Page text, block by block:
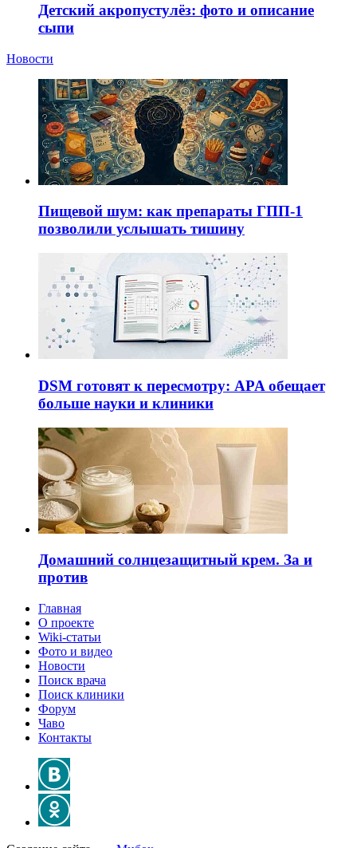
Детский акропустулёз: фото и описание
сыпи
Новости
Пищевой шум: как препараты ГПП-1
позволили услышать тишину
DSM готовят к пересмотру: APA обещает
больше науки и клиники
Домашний солнцезащитный крем. За и
против
Главная
О проекте
Wiki-статьи
Фото и видео
Новости
Поиск врача
Поиск клиники
Форум
Чаво
Контакты